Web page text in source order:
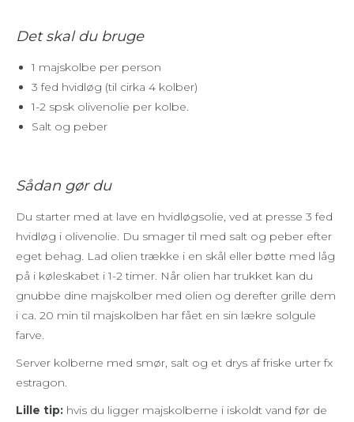
Det skal du bruge
1 majskolbe per person
3 fed hvidløg (til cirka 4 kolber)
1-2 spsk olivenolie per kolbe.
Salt og peber
Sådan gør du
Du starter med at lave en hvidløgsolie, ved at presse 3 fed
hvidløg i olivenolie. Du smager til med salt og peber efter
eget behag. Lad olien trække i en skål eller bøtte med låg
på i køleskabet i 1-2 timer. Når olien har trukket kan du
gnubbe dine majskolber med olien og derefter grille dem
i ca. 20 min til majskolben har fået en sin lækre solgule
farve.
Server kolberne med smør, salt og et drys af friske urter fx
estragon.
Lille tip: hvis du ligger majskolberne i iskoldt vand før de